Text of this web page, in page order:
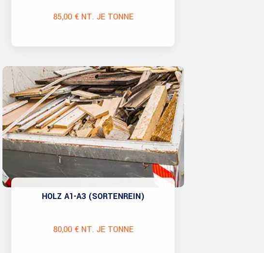
85,00 € NT. JE TONNE
HOLZ A1-A3 (SORTENREIN)
80,00 € NT. JE TONNE